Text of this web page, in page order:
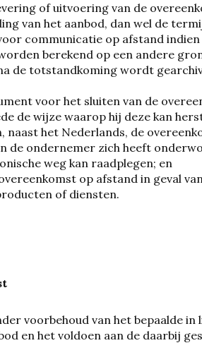
of uitvoering van de
van het aanbod, dan wel de
communicatie op afstand
berekend op een andere
de totstandkoming wordt
voor het sluiten van de
de wijze waarop hij deze kan
naast het Nederlands, de
de ondernemer zich heeft
weg kan raadplegen; en
op afstand in geval
of diensten.
voorbehoud van het bepaalde
en het voldoen aan de daarbij